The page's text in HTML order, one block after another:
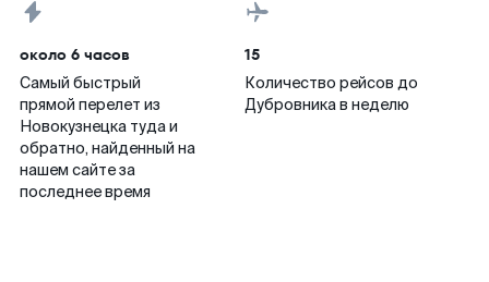
около 6 часов
Самый быстрый
прямой перелет из
Новокузнецка туда и
обратно, найденный на
нашем сайте за
последнее время
15
Количество рейсов до
Дубровника в неделю